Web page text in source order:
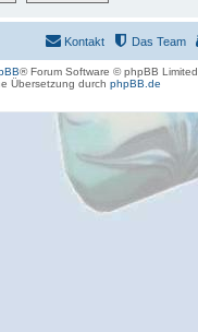
Das Team
Kontakt
® Forum Software © phpBB Limited
Übersetzung durch phpBB.de